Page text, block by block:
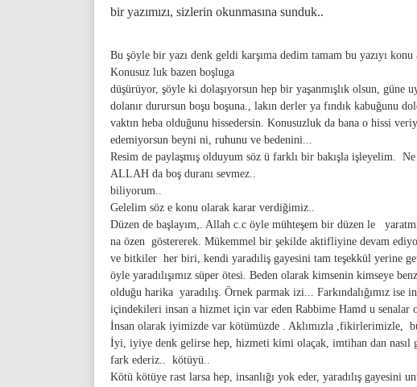
bir yazımızı, sizlerin okunmasına sunduk..
Bu şöyle bir yazı denk geldi karşıma dedim tamam bu yazıyı konu
Konusuz luk bazen boşluga
düşürüyor, şöyle ki dolaşıyorsun hep bir yaşanmışlık olsun,
dolanır durursun boşu boşuna., lakın derler ya fındık kabuğunu
vaktın heba olduğunu hissedersin. Konusuzluk da bana o hissi
edemiyorsun beyni ni, ruhunu ve bedenini...
Resim de paylaşmış olduyum söz ü farklı bir bakışla işleyelim.
ALLAH da boş duranı sevmez..
biliyorum..
Gelelim söz e konu olarak karar verdiğimiz..
Düzen de başlayım,. Allah c.c öyle mühteşem bir düzen le
na özen göstererek. Mükemmel bir şekilde aktifliyine devam
ve bitkiler her biri, kendi yaradıliş gayesini tam teşekkül yerine
öyle yaradılışımız süper ötesi. Beden olarak kimsenin kimseye
olduğu harika yaradılış. Örnek parmak izi... Farkındalığımız ise
içindekileri insan a hizmet için var eden Rabbime Hamd u senalar
İnsan olarak iyimizde var kötümüzde . Aklımızla ,fikirlerimizle,
İyi, iyiye denk gelirse hep, hizmeti kimi olaçak, imtihan dan nasıl
fark ederiz.. kötüyü..
Kötü kötüye rast larsa hep, insanlığı yok eder, yaradılış gayesini